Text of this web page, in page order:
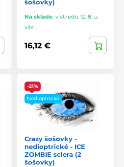
šošovky)
Na sklade, v stredu 12. 8. u
vás
16,12 €
-21%
Nedioptrické
Crazy šošovky -
nedioptrické - ICE
ZOMBIE sclera (2
šošovky)